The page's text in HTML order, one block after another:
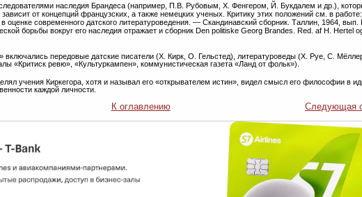
наследия Брандеса (например, П.В. Рубовым, Х. Фенгером, Й. Букдалем и др.),
от концепций французских, а также немецких ученых. Критику этих положений см. в работе:
в оценке современного датского литературоведения. — Скандинавский сборник. Таллин, 1964, вып.
борьбы вокруг его наследия отражает и сборник Den politiske Georg Brandes. Red. af H. Hertel
включались передовые датские писатели (Х. Кирк, О. Гельстед), литературоведы (Х. Руе, С.
«Критиск ревю», «Культуркампен», коммунистическая газета «Ланд от фольк»).
учения Киркегора, хотя и называл его «открывателем истин», видел смысл его философии в
каждой личности.
К оглавлению Следующая